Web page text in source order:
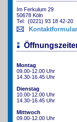
Im Ferkulum 29
50678 Köln
Tel: (0221) 93 18 42-20
Kontaktformular
Montag
09.00-12.00 Uhr
14.30-16.45 Uhr
Dienstag
10.00-12.00 Uhr
14.30-16.45 Uhr
Mittwoch
09.00-12.00 Uhr